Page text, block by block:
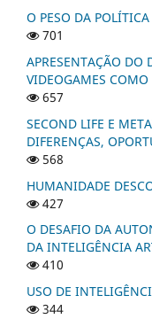
O PESO DA
701
APRESENTAÇÃO DO
VIDEOGAMES
657
SECOND LIFE E
DIFERENÇAS,
568
HUMANIDADE
427
O DESAFIO DA
DA INTELIGÊNCIA
410
USO DE
344